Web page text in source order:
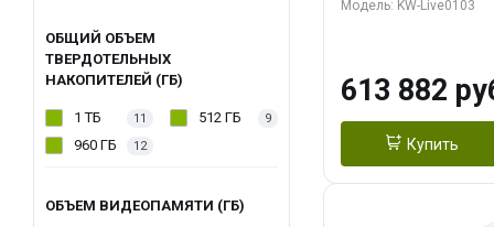
ОБЩИЙ ОБЪЕМ
ТВЕРДОТЕЛЬНЫХ
НАКОПИТЕЛЕЙ (ГБ)
1 ТБ 11 512 ГБ 9
960 ГБ 12
ОБЪЕМ ВИДЕОПАМЯТИ (ГБ)
Turbo/ 960 ГБ
Модель: KW-Live0103
613 882
Купить